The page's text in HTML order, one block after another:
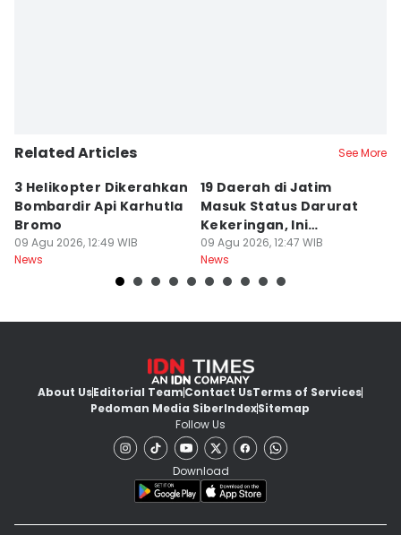
Related Articles See More
3 Helikopter Dikerahkan
Bombardir Api Karhutla
Bromo
09 Agu 2026, 12:49 WIB
News
19 Daerah di Jatim
Masuk Status Darurat
Kekeringan, Ini
Daftarnya
09 Agu 2026, 12:47 WIB
News
About UsEditorial TeamContact UsTerms of Services
Pedoman Media SiberIndexSitemap
Follow Us
Download